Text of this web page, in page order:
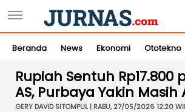
Beranda News Ekonomi Ototekno
Rupiah Sentuh Rp17.800
AS, Purbaya Yakin Masih
GERY DAVID SITOMPUL | RABU, 27/05/2026 12:20